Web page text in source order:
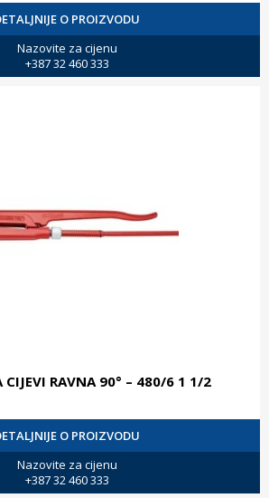
O PROIZVODU
Nazovite za cijenu
+387 32 460 333
CIJEVI RAVNA 90° – 480/6 1 1/2
O PROIZVODU
Nazovite za cijenu
+387 32 460 333